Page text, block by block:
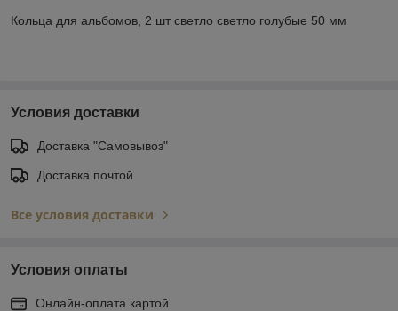
Кольца для альбомов, 2 шт светло светло голубые 50 мм
Условия доставки
Доставка "Самовывоз"
Доставка почтой
Все условия доставки
Условия оплаты
Онлайн-оплата картой